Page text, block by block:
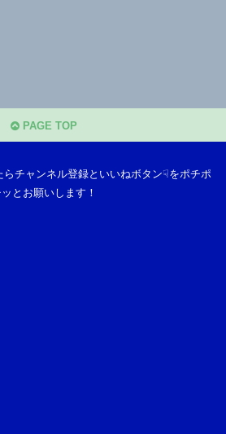
PAGE TOP
チャンネル登録といいねボタン☟をポチポ
とお願いします！